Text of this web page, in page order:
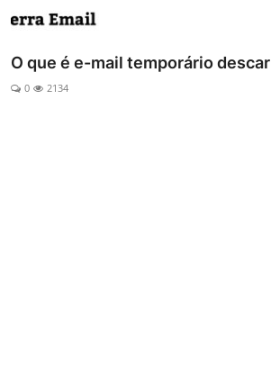
Economia
Dólar Cotação de Hoje
O que é e-mail temporário
0 2134